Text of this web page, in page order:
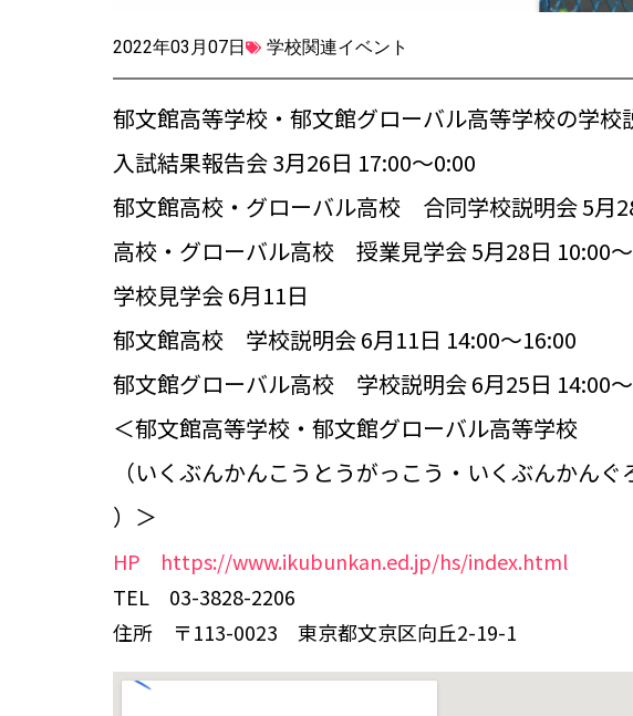
2022年03月07日 学校関連イベント
郁文館高等学校・郁文館グローバル高等学校の学
入試結果報告会 3月26日 17:00～0:00
郁文館高校・グローバル高校 合同学校説明会 5月
高校・グローバル高校 授業見学会 5月28日 10:00
学校見学会 6月11日
郁文館高校 学校説明会 6月11日 14:00～16:00
郁文館グローバル高校 学校説明会 6月25日 14:00
＜郁文館高等学校・郁文館グローバル高等学校
（いくぶんかんこうとうがっこう・いくぶんかん
）＞
HP https://www.ikubunkan.ed.jp/hs/index.html
TEL 03-3828-2206
住所 〒113-0023 東京都文京区向丘2-19-1